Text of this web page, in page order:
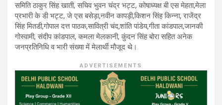
समिति ठाकुर सिंह खाती, सचिव भुवन चंद्र भट्ट, कोषाध्यक्ष बी एस मेहता,मेला
प्रभारी के डी भट्ट, जे एस बसेड़ा,नवीन कापड़ी,किशन सिंह किन्ना, राजेंद्र
सिंह मितडी,गोपाल दत्त पाठक,सावित्री चंद,शांति पांडेय,गीता कांडपाल,जानकी
गोस्वामी, संदीप कांडपाल, कमला मेलकानी, कुंदन सिंह बोरा सहित अनेक
जनप्रतिनिधि व भारी संख्या में मेलार्थी मौजूद थे।
ADVERTISEMENTS